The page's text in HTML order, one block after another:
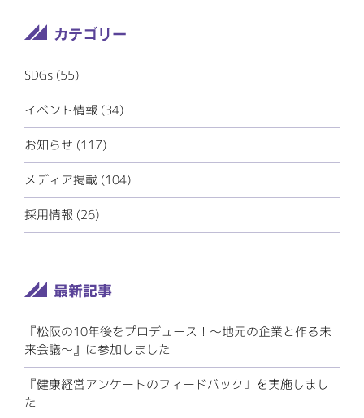
SDGs (55)
イベント情報 (34)
お知らせ (117)
メディア掲載 (104)
採用情報 (26)
『松阪の10年後をプロデュース！～地元の企業と作る未
来会議～』に参加しました
『健康経営アンケートのフィードバック』を実施しまし
た